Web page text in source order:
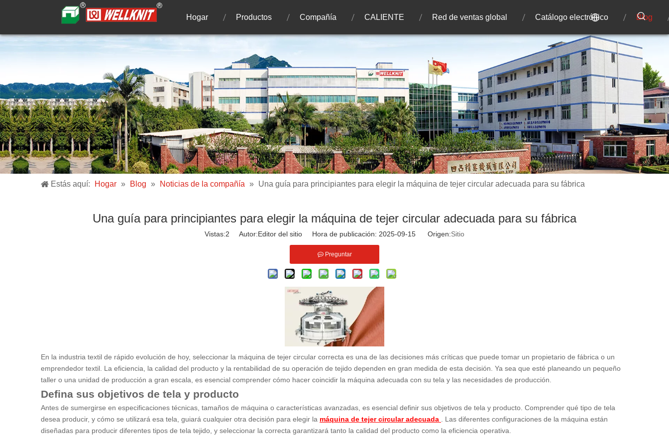
Hogar Productos Compañía CALIENTE Red de ventas global Catálogo electrónico Blog
Estás aquí: Hogar » Blog » Noticias de la compañía » Una guía para principiantes para elegir la máquina de tejer circular adecuada para su fábrica
Una guía para principiantes para elegir la máquina de tejer circular adecuada para su fábrica
Vistas:2 Autor:Editor del sitio Hora de publicación: 2025-09-15 Origen:Sitio
Preguntar
En la industria textil de rápido evolución de hoy, seleccionar la máquina de tejer circular correcta es una de las decisiones más críticas que puede tomar un propietario de fábrica o un
emprendedor textil. La eficiencia, la calidad del producto y la rentabilidad de su operación de tejido dependen en gran medida de esta decisión. Ya sea que esté planeando un pequeño
taller o una unidad de producción a gran escala, es esencial comprender cómo hacer coincidir la máquina adecuada con su tela y las necesidades de producción.
Defina sus objetivos de tela y producto
Antes de sumergirse en especificaciones técnicas, tamaños de máquina o características avanzadas, es esencial definir sus objetivos de tela y producto. Comprender qué tipo de tela
desea producir, y cómo se utilizará esa tela, guiará cualquier otra decisión para elegir la máquina de tejer circular adecuada
. Las diferentes configuraciones de la máquina están
diseñadas para producir diferentes tipos de tela tejido, y seleccionar la correcta garantizará tanto la calidad del producto como la eficiencia operativa.